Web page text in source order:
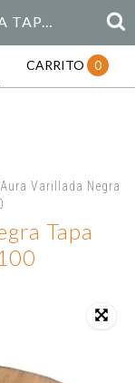
MESA AURA VARILLADA NEGRA TAPA MADERA NATURAL 100
CARRITO 0
Varillada Negra
Tapa